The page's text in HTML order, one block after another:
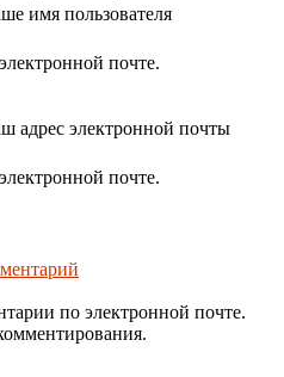
имя пользователя
почте.
адрес электронной почты
почте.
по электронной почте.